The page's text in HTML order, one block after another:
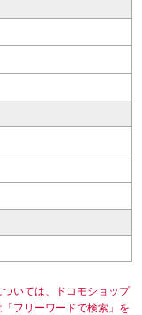
ついては、ドコモショップ
フリーワードで検索」を